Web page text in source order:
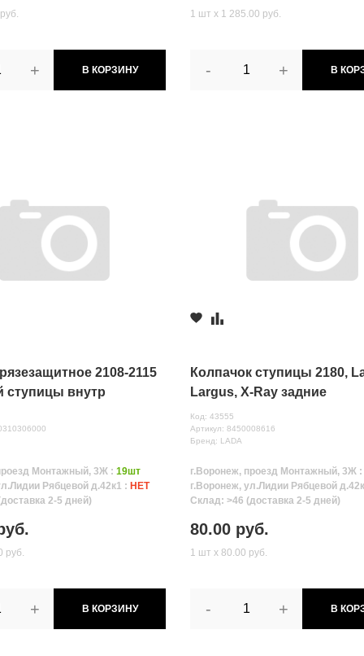
+ В КОРЗИНУ
1 шт х 1 285.00 руб.
- + В
2108-2115
ступицы внутр
Монтажный, 3Ж :19шт
Рябцевой д.42к1 : НЕТ
2-5 дней)
руб.
+ В КОРЗИНУ
Колпачок ступицы 2180,
Largus, X-Ray задние
Код: 43555
Артикул: 8450008616
Бренд: LADA
г.Воронеж, проезд Монтажный, 3Ж
г.Воронеж, ул.Лидии Рябцевой
Склад: >46 (доставка 2-5 дней)
80.00 руб.
1 шт х 80.00 руб.
- + В